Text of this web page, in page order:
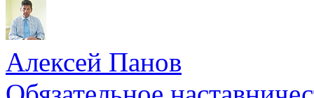
Алексей Панов